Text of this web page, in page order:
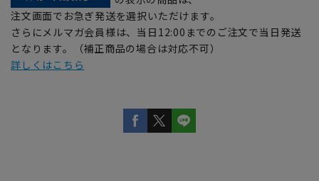
注文画面でお急ぎ発送を選択いただけます。
さらにメルマガ会員様は、当日12:00までのご注文で当日発送
となります。（補正商品の場合は対応不可）
詳しくはこちら